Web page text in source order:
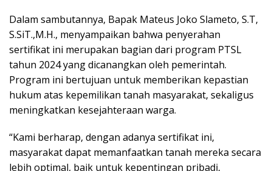
Dalam sambutannya, Bapak Mateus Joko Slameto, S.T,
S.SiT.,M.H., menyampaikan bahwa penyerahan
sertifikat ini merupakan bagian dari program PTSL
tahun 2024 yang dicanangkan oleh pemerintah.
Program ini bertujuan untuk memberikan kepastian
hukum atas kepemilikan tanah masyarakat, sekaligus
meningkatkan kesejahteraan warga.
“Kami berharap, dengan adanya sertifikat ini,
masyarakat dapat memanfaatkan tanah mereka secara
lebih optimal, baik untuk kepentingan pribadi,